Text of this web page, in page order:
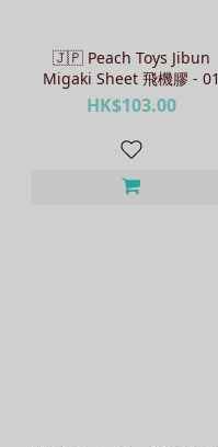
🇯🇵 Peach Toys Jibun
Migaki Sheet 飛機膠 - 01
Soft Spike / 02 Karakusa /
03 Kyuban
HK$103.00